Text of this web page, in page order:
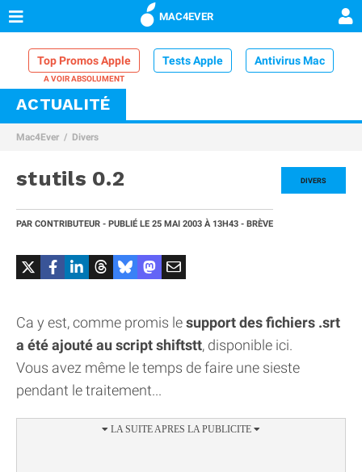
MAC4EVER
Top Promos Apple Tests Apple Antivirus Mac
VPN Mac
Comparatif iPhone
ACTUALITÉ
Mac4Ever Divers
DIVERS
stutils 0.2
PAR CONTRIBUTEUR - PUBLIÉ LE 25 MAI 2003 À 13H43 - BRÈVE
Ca y est, comme promis lesupport des fichiers .srt
a été ajouté au script shiftstt, disponible ici.
Vous avez même le temps de faire une sieste
pendant le traitement...